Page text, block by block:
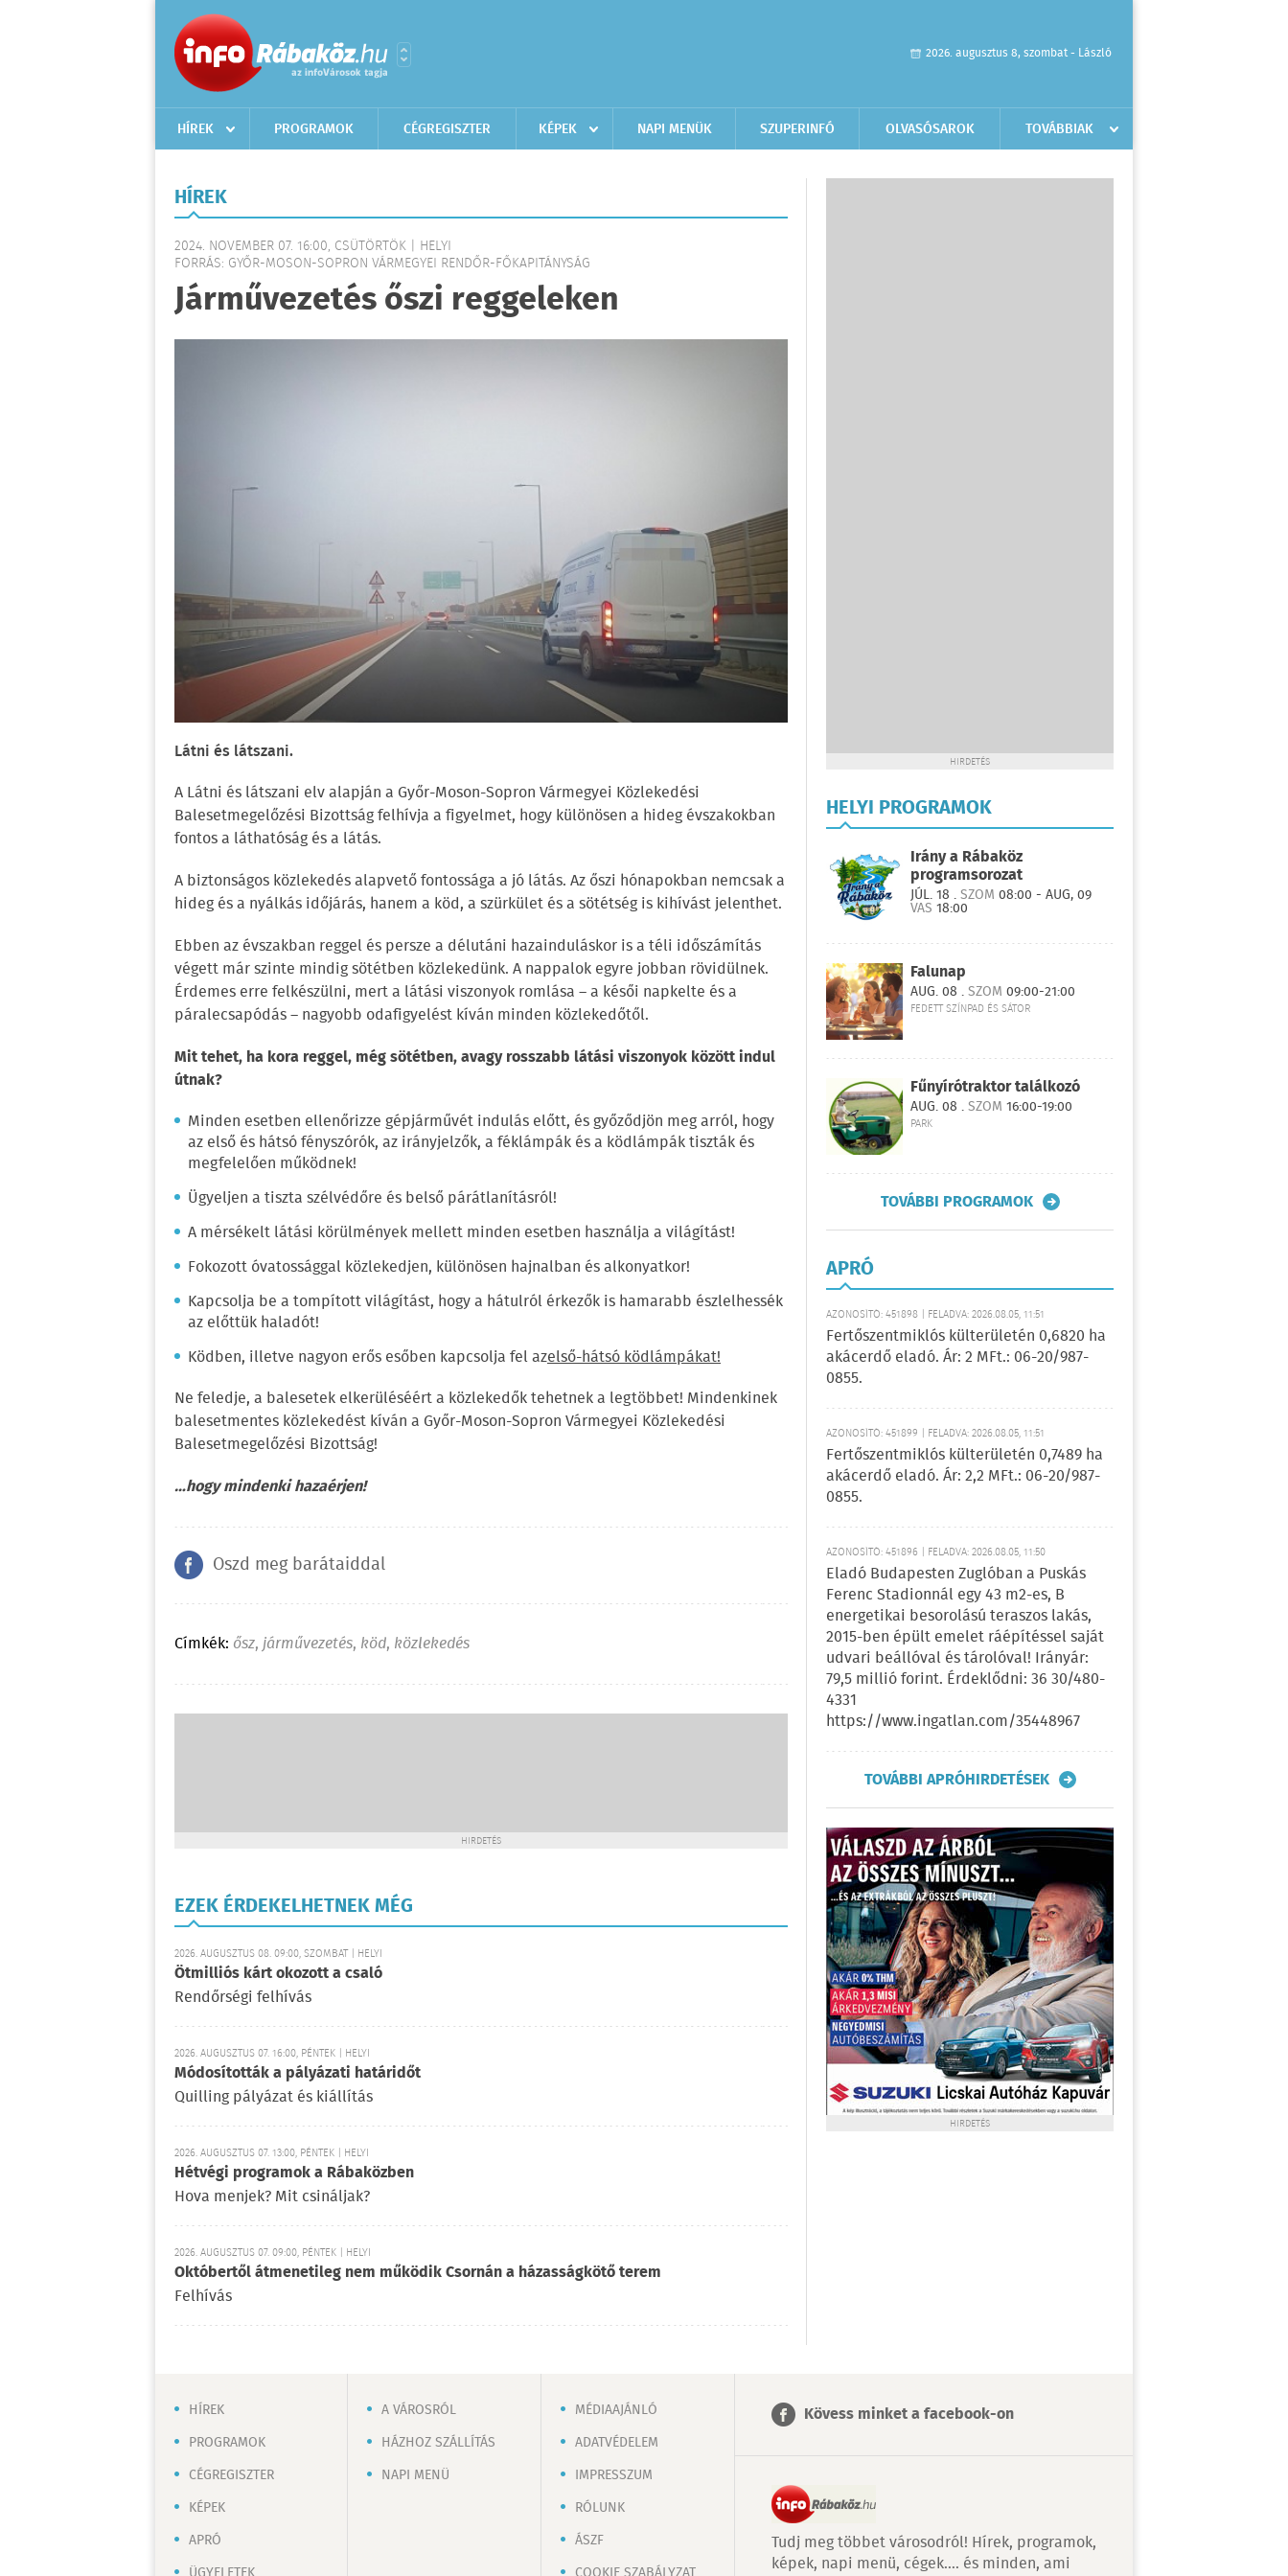
2026. augusztus 8, szombat - László
HÍREK PROGRAMOK CÉGREGISZTER KÉPEK NAPI MENÜK SZUPERINFÓ OLVASÓSAROK TOVÁBBIAK
HÍREK
2024. NOVEMBER 07. 16:00, CSÜTÖRTÖK | HELYI
FORRÁS: GYŐR-MOSON-SOPRON VÁRMEGYEI RENDŐR-FŐKAPITÁNYSÁG
Járművezetés őszi reggeleken
Látni és látszani.
A Látni és látszani elv alapján a Győr-Moson-Sopron Vármegyei Közlekedési
Balesetmegelőzési Bizottság felhívja a figyelmet, hogy különösen a hideg évszakokban
fontos a láthatóság és a látás.
A biztonságos közlekedés alapvető fontossága a jó látás. Az őszi hónapokban nemcsak a
hideg és a nyálkás időjárás, hanem a köd, a szürkület és a sötétség is kihívást jelenthet.
Ebben az évszakban reggel és persze a délutáni hazainduláskor is a téli időszámítás
végett már szinte mindig sötétben közlekedünk. A nappalok egyre jobban rövidülnek.
Érdemes erre felkészülni, mert a látási viszonyok romlása – a késői napkelte és a
páralecsapódás – nagyobb odafigyelést kíván minden közlekedőtől.
Mit tehet, ha kora reggel, még sötétben, avagy rosszabb látási viszonyok között indul
útnak?
Minden esetben ellenőrizze gépjárművét indulás előtt, és győződjön meg arról, hogy
az első és hátsó fényszórók, az irányjelzők, a féklámpák és a ködlámpák tiszták és
megfelelően működnek!
Ügyeljen a tiszta szélvédőre és belső párátlanításról!
A mérsékelt látási körülmények mellett minden esetben használja a világítást!
Fokozott óvatossággal közlekedjen, különösen hajnalban és alkonyatkor!
Kapcsolja be a tompított világítást, hogy a hátulról érkezők is hamarabb észlelhessék
az előttük haladót!
Ködben, illetve nagyon erős esőben kapcsolja fel azelső-hátsó ködlámpákat!
Ne feledje, a balesetek elkerüléséért a közlekedők tehetnek a legtöbbet! Mindenkinek
balesetmentes közlekedést kíván a Győr-Moson-Sopron Vármegyei Közlekedési
Balesetmegelőzési Bizottság!
…hogy mindenki hazaérjen!
Oszd meg barátaiddal
Címkék: ősz, járművezetés, köd, közlekedés
HIRDETÉS
EZEK ÉRDEKELHETNEK MÉG
2026. AUGUSZTUS 08. 09:00, SZOMBAT | HELYI
Ötmilliós kárt okozott a csaló
Rendőrségi felhívás
2026. AUGUSZTUS 07. 16:00, PÉNTEK | HELYI
Módosították a pályázati határidőt
Quilling pályázat és kiállítás
2026. AUGUSZTUS 07. 13:00, PÉNTEK | HELYI
Hétvégi programok a Rábaközben
Hova menjek? Mit csináljak?
2026. AUGUSZTUS 07. 09:00, PÉNTEK | HELYI
Októbertől átmenetileg nem működik Csornán a házasságkötő terem
Felhívás
HIRDETÉS
HELYI PROGRAMOK
Irány a Rábaköz
programsorozat
JÚL. 18 .SZOM 08:00 - AUG, 09
VAS 18:00
Falunap
AUG. 08 .SZOM 09:00-21:00
FEDETT SZÍNPAD ÉS SÁTOR
Fűnyírótraktor találkozó
AUG. 08 .SZOM 16:00-19:00
PARK
TOVÁBBI PROGRAMOK
APRÓ
AZONOSÍTÓ: 451898 | FELADVA: 2026.08.05, 11:51
Fertőszentmiklós külterületén 0,6820 ha
akácerdő eladó. Ár: 2 MFt.: 06-20/987-
0855.
AZONOSÍTÓ: 451899 | FELADVA: 2026.08.05, 11:51
Fertőszentmiklós külterületén 0,7489 ha
akácerdő eladó. Ár: 2,2 MFt.: 06-20/987-
0855.
AZONOSÍTÓ: 451896 | FELADVA: 2026.08.05, 11:50
Eladó Budapesten Zuglóban a Puskás
Ferenc Stadionnál egy 43 m2-es, B
energetikai besorolású teraszos lakás,
2015-ben épült emelet ráépítéssel saját
udvari beállóval és tárolóval! Irányár:
79,5 millió forint. Érdeklődni: 36 30/480-
4331
https://www.ingatlan.com/35448967
TOVÁBBI APRÓHIRDETÉSEK
HIRDETÉS
HÍREK
PROGRAMOK
CÉGREGISZTER
KÉPEK
APRÓ
A VÁROSRÓL
HÁZHOZ SZÁLLÍTÁS
NAPI MENÜ
MÉDIAAJÁNLÓ
ADATVÉDELEM
IMPRESSZUM
RÓLUNK
ÁSZF
Kövess minket a facebook-on
Tudj meg többet városodról! Hírek, programok,
képek, napi menü, cégek…. és minden, ami